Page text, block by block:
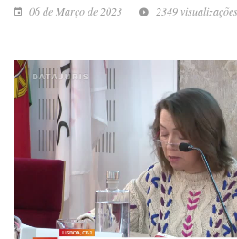
06 de Março de 2023 2349 visualizações